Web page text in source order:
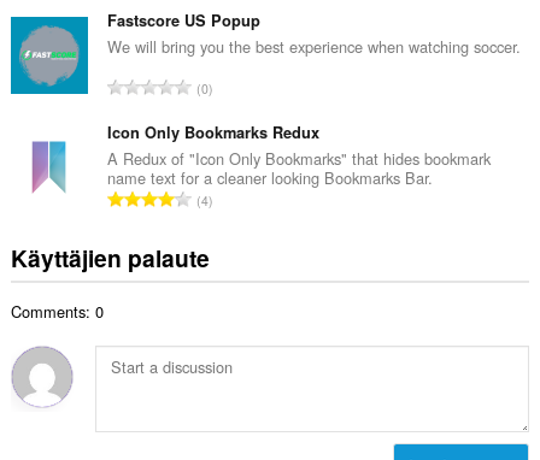
e
e
n
s
:
a
y
h
e
e
n
s
:
v
i
i
a
y
h
e
n
:
Fastscore US Popup
We will bring you the best experience when watching soccer.
A
v
i
o
i
a
y
e
e
0
Icon Only Bookmarks Redux
A Redux of "Icon Only Bookmarks" that hides bookmark
name text for a cleaner looking Bookmarks Bar.
A
v
i
t
a
t
4
Käyttäjien palaute
Comments: 0